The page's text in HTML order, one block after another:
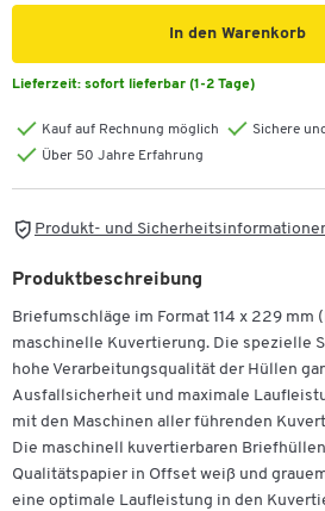
In den Warenkorb
Lieferzeit: sofort lieferbar (1-2 Tage)
Kauf auf Rechnung möglich
Sichere
Über 50 Jahre Erfahrung
Produkt- und
Produktbeschreibung
Briefumschläge im Format 114 x 229 mm
maschinelle Kuvertierung. Die spezielle
hohe Verarbeitungsqualität der Hüllen
Ausfallsicherheit und maximale
mit den Maschinen aller führenden
Die maschinell kuvertierbaren
Qualitätspapier in Offset weiß und
eine optimale Laufleistung in den